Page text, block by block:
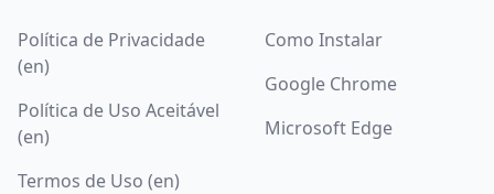
Política de Privacidade
(en)
Política de Uso Aceitável
(en)
Termos de Uso (en)
Como Instalar
Google Chrome
Microsoft Edge